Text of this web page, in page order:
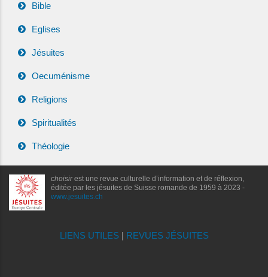
Bible
Eglises
Jésuites
Oecuménisme
Religions
Spiritualités
Théologie
choisirest une revue culturelle d’information et de réflexion,
éditée par les jésuites de Suisse romande de 1959 à 2023 -
www.jesuites.ch
LIENS UTILES| REVUES JÉSUITES